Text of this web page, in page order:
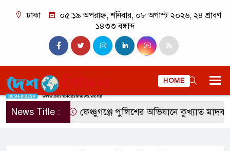
ঢাকা
০৫:১৯ অপরাহ্ন, শনিবার, ০৮ অগাস্ট ২০২৬, ২৪ শ্রাবণ
১৪৩৩ বঙ্গাব্দ
HOME
News Title : ফেঞ্চুগঞ্জে পুলিশের অভিযানে কুখ্যাত মাদক